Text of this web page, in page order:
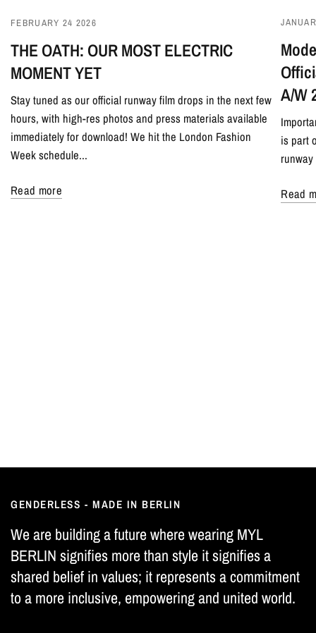
FEBRUARY 24 2026
THE OATH: OUR MOST ELECTRIC
MOMENT YET
Stay tuned as our official runway film drops in the next few
hours, with high-res photos and press materials available
immediately for download! We hit the London Fashion
Week schedule...
Read more
A/W
is part
Read
GENDERLESS - MADE IN BERLIN
We are building a future where wearing MYL
BERLIN signifies more than style it signifies a
shared belief in values; it represents a commitment
to a more inclusive, empowering and united world.